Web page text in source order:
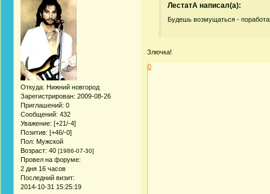
Откуда: Нижний новгород
Зарегистрирован: 2009-08-26
Приглашений: 0
Сообщений: 432
Уважение: [+21/-4]
Позитив: [+46/-0]
Пол: Мужской
Возраст: 40 [1986-07-30]
Провел на форуме:
2 дня 16 часов
Последний визит:
2014-10-31 15:25:19
ЛестатА написал(а):
Будешь возмущаться -
Злючка!
0